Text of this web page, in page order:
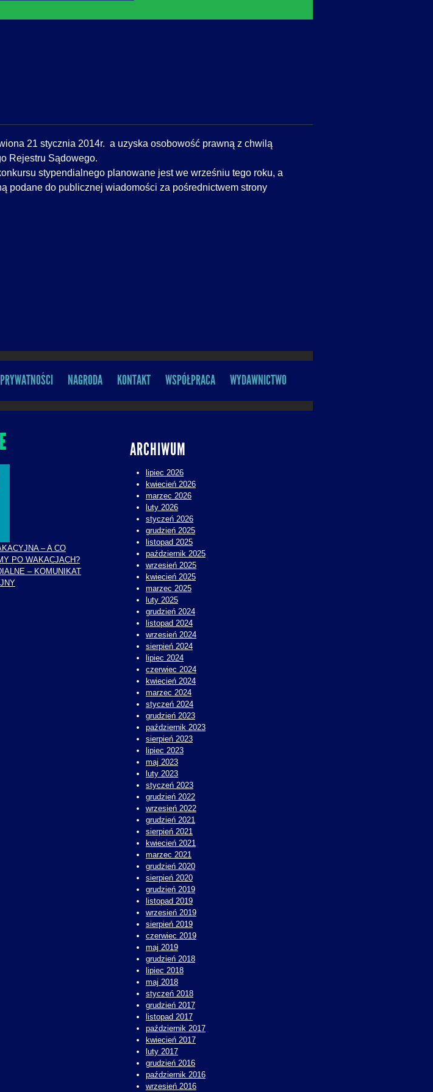
21 stycznia 2014r. a uzyska osobowość prawną z chwilą
Rejestru Sądowego.
stypendialnego planowane jest we wrześniu tego roku, a
podane do publicznej wiadomości za pośrednictwem strony
NAGRODA KONTAKT WSPÓŁPRACA WYDAWNICTWO
– A CO
PO WAKACJACH?
– KOMUNIKAT
ARCHIWUM
lipiec 2026
kwiecień 2026
marzec 2026
luty 2026
styczeń 2026
grudzień 2025
listopad 2025
październik 2025
wrzesień 2025
kwiecień 2025
marzec 2025
luty 2025
grudzień 2024
listopad 2024
wrzesień 2024
sierpień 2024
lipiec 2024
czerwiec 2024
kwiecień 2024
marzec 2024
styczeń 2024
grudzień 2023
październik 2023
sierpień 2023
lipiec 2023
maj 2023
luty 2023
styczeń 2023
grudzień 2022
wrzesień 2022
grudzień 2021
sierpień 2021
kwiecień 2021
marzec 2021
grudzień 2020
sierpień 2020
grudzień 2019
listopad 2019
wrzesień 2019
sierpień 2019
czerwiec 2019
maj 2019
grudzień 2018
lipiec 2018
maj 2018
styczeń 2018
grudzień 2017
listopad 2017
październik 2017
kwiecień 2017
luty 2017
grudzień 2016
październik 2016
wrzesień 2016